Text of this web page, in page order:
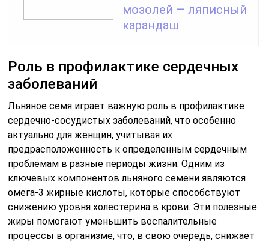
мозолей — ляписный
карандаш
Роль в профилактике сердечных
заболеваний
Льняное семя играет важную роль в профилактике
сердечно-сосудистых заболеваний, что особенно
актуально для женщин, учитывая их
предрасположенность к определенным сердечным
проблемам в разные периоды жизни. Одним из
ключевых компонентов льняного семени являются
омега-3 жирные кислоты, которые способствуют
снижению уровня холестерина в крови. Эти полезные
жиры помогают уменьшить воспалительные
процессы в организме, что, в свою очередь, снижает